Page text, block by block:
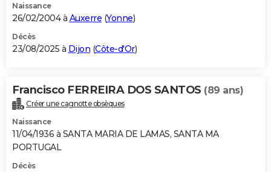
Naissance
26/02/2004 à Auxerre (Yonne)
Décès
23/08/2025 à Dijon (Côte-d'Or)
Francisco FERREIRA DOS SANTOS (89 ans)
Créer une cagnotte obsèques
Naissance
11/04/1936 à SANTA MARIA DE LAMAS, SANTA MA
PORTUGAL
Décès